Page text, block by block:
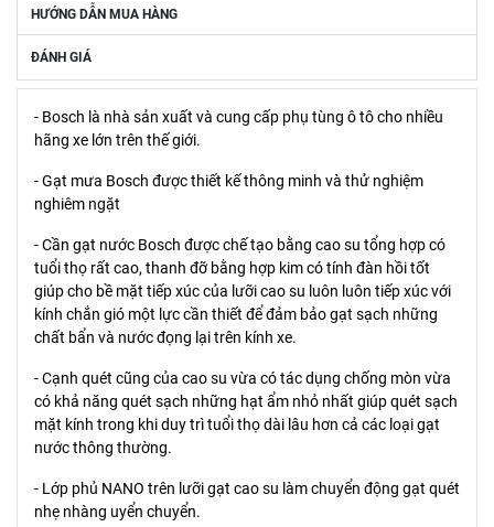
HƯỚNG DẪN MUA HÀNG
ĐÁNH GIÁ
- Bosch là nhà sản xuất và cung cấp phụ tùng ô tô cho nhiều
hãng xe lớn trên thế giới.
- Gạt mưa Bosch được thiết kế thông minh và thử nghiệm
nghiêm ngặt
- Cần gạt nước Bosch được chế tạo bằng cao su tổng hợp có
tuổi thọ rất cao, thanh đỡ bằng hợp kim có tính đàn hồi tốt
giúp cho bề mặt tiếp xúc của lưỡi cao su luôn luôn tiếp xúc với
kính chắn gió một lực cần thiết để đảm bảo gạt sạch những
chất bẩn và nước đọng lại trên kính xe.
- Cạnh quét cũng của cao su vừa có tác dụng chống mòn vừa
có khả năng quét sạch những hạt ẩm nhỏ nhất giúp quét sạch
mặt kính trong khi duy trì tuổi thọ dài lâu hơn cả các loại gạt
nước thông thường.
- Lớp phủ NANO trên lưỡi gạt cao su làm chuyển động gạt quét
nhẹ nhàng uyển chuyển.